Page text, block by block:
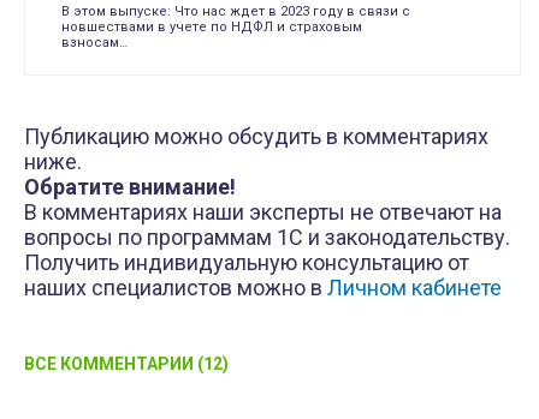
В этом выпуске: Что нас ждет в 2023 году в связи с
новшествами в учете по НДФЛ и страховым
взносам…
Публикацию можно обсудить в комментариях
ниже.
Обратите внимание!
В комментариях наши эксперты не отвечают на
вопросы по программам 1С и законодательству.
Получить индивидуальную консультацию от
наших специалистов можно в Личном кабинете
ВСЕ КОММЕНТАРИИ (12)